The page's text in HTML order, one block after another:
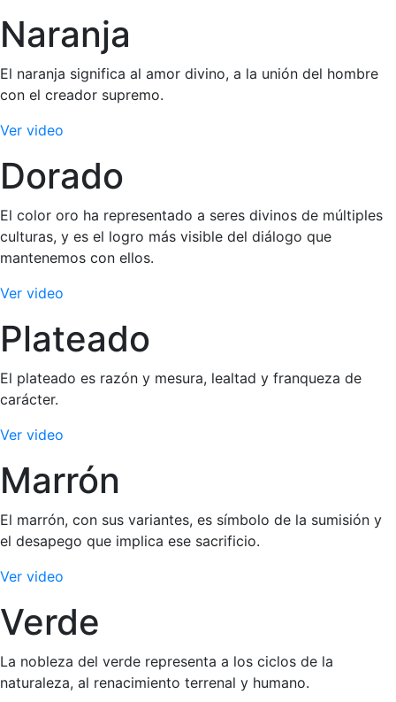
Naranja
El naranja significa al amor divino, a la unión del hombre
con el creador supremo.
Ver video
Dorado
El color oro ha representado a seres divinos de múltiples
culturas, y es el logro más visible del diálogo que
mantenemos con ellos.
Ver video
Plateado
El plateado es razón y mesura, lealtad y franqueza de
carácter.
Ver video
Marrón
El marrón, con sus variantes, es símbolo de la sumisión y
el desapego que implica ese sacrificio.
Ver video
Verde
La nobleza del verde representa a los ciclos de la
naturaleza, al renacimiento terrenal y humano.